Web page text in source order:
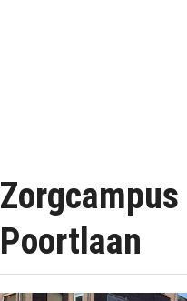
Poortlaan